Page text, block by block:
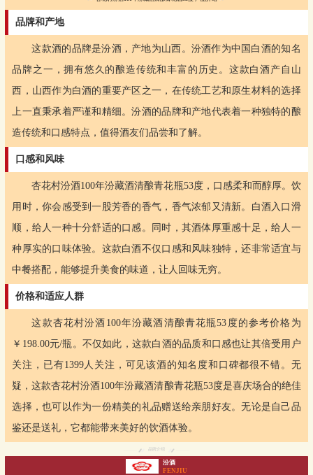
品牌和产地
这款酒的品牌是汾酒，产地为山西。汾酒作为中国白酒的知名
品牌之一，拥有悠久的酿造传统和丰富的历史。这款白酒产自山
西，山西作为白酒的重要产区之一，在传统工艺和原生材料的选择
上一直秉承着严谨和精细。汾酒的品牌和产地代表着一种独特的酿
造传统和口感特点，值得酒友们品尝和了解。
口感和风味
杏花村汾酒100年汾藏酒清酿青花瓶53度，口感柔和而醇厚。饮
用时，你会感受到一股芳香的香气，香气浓郁又清新。白酒入口滑
顺，给人一种十分舒适的口感。同时，其酒体厚重感十足，给人一
种厚实的口味体验。这款白酒不仅口感和风味独特，还非常适宜与
中餐搭配，能够提升美食的味道，让人回味无穷。
价格和适应人群
这款杏花村汾酒100年汾藏酒清酿青花瓶53度的参考价格为
￥198.00元/瓶。不仅如此，这款白酒的品质和口感也让其倍受用户
关注，已有1399人关注，可见该酒的知名度和口碑都很不错。无
疑，这款杏花村汾酒100年汾藏酒清酿青花瓶53度是喜庆场合的绝佳
选择，也可以作为一份精美的礼品赠送给亲朋好友。无论是自己品
鉴还是送礼，它都能带来美好的饮酒体验。
品牌介绍
汾酒
FENJIU